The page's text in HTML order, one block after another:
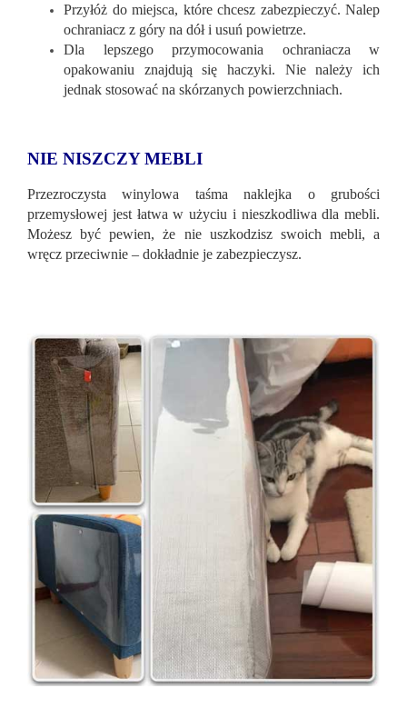
Przyłóż do miejsca, które chcesz zabezpieczyć. Nalep
ochraniacz z góry na dół i usuń powietrze.
Dla lepszego przymocowania ochraniacza w
opakowaniu znajdują się haczyki. Nie należy ich
jednak stosować na skórzanych powierzchniach.
NIE NISZCZY MEBLI
Przezroczysta winylowa taśma naklejka o grubości
przemysłowej jest łatwa w użyciu i nieszkodliwa dla mebli.
Możesz być pewien, że nie uszkodzisz swoich mebli, a
wręcz przeciwnie – dokładnie je zabezpieczysz.